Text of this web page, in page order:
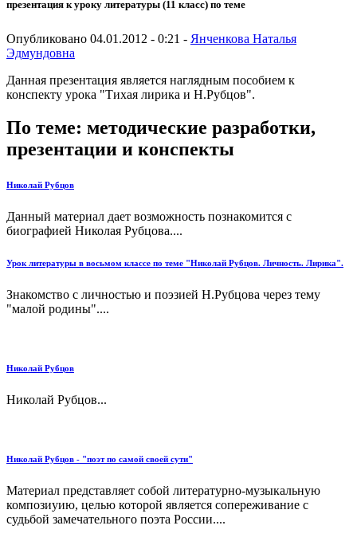
презентация к уроку литературы (11 класс) по теме
Опубликовано 04.01.2012 - 0:21 - Янченкова Наталья
Эдмундовна
Данная презентация является наглядным пособием к
конспекту урока "Тихая лирика и Н.Рубцов".
По теме: методические разработки,
презентации и конспекты
Николай Рубцов
Данный материал дает возможность познакомится с
биографией Николая Рубцова....
Урок литературы в восьмом классе по теме "Николай Рубцов. Личность. Лирика".
Знакомство с личностью и поэзией Н.Рубцова через тему
"малой родины"....
Николай Рубцов
Николай Рубцов...
Николай Рубцов - "поэт по самой своей сути"
Материал представляет собой литературно-музыкальную
композиуию, целью которой является сопереживание с
судьбой замечательного поэта России....